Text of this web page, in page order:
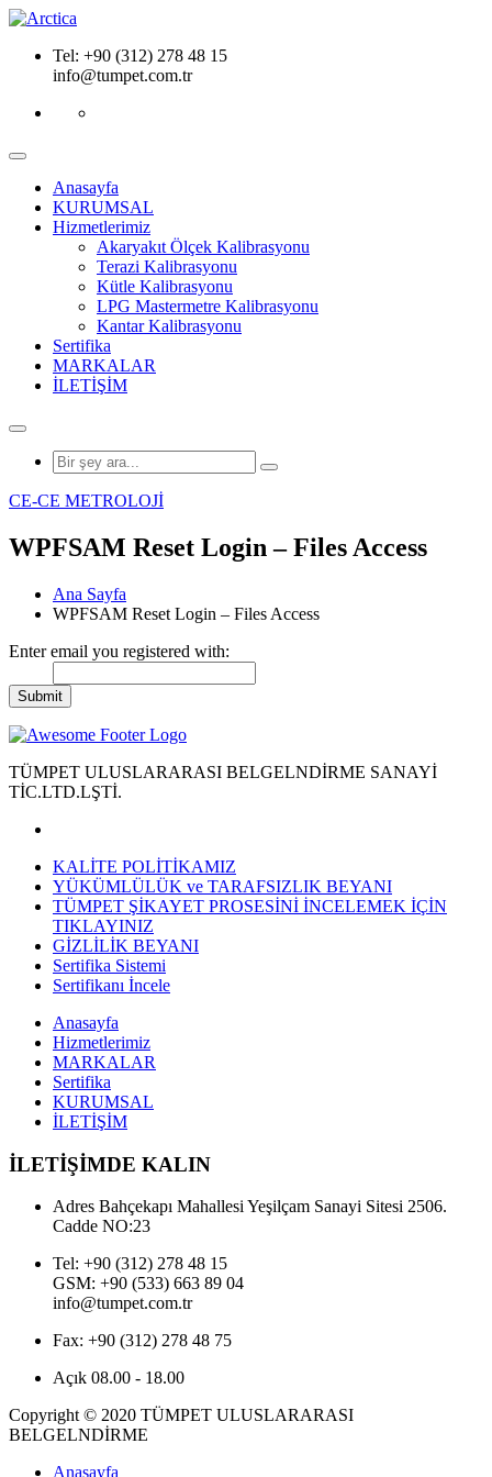
Tel: +90 (312) 278 48 15
info@tumpet.com.tr
Anasayfa
KURUMSAL
Hizmetlerimiz
Akaryakıt Ölçek Kalibrasyonu
Terazi Kalibrasyonu
Kütle Kalibrasyonu
LPG Mastermetre Kalibrasyonu
Kantar Kalibrasyonu
Sertifika
MARKALAR
İLETİŞİM
CE-CE METROLOJİ
WPFSAM Reset Login – Files Access
Ana Sayfa
WPFSAM Reset Login – Files Access
Enter email you registered with:
TÜMPET ULUSLARARASI BELGELNDİRME SANAYİ
TİC.LTD.LŞTİ.
KALİTE POLİTİKAMIZ
YÜKÜMLÜLÜK ve TARAFSIZLIK BEYANI
TÜMPET ŞİKAYET PROSESİNİ İNCELEMEK İÇİN
TIKLAYINIZ
GİZLİLİK BEYANI
Sertifika Sistemi
Sertifikanı İncele
Anasayfa
Hizmetlerimiz
MARKALAR
Sertifika
KURUMSAL
İLETİŞİM
İLETİŞİMDE KALIN
Adres Bahçekapı Mahallesi Yeşilçam Sanayi Sitesi 2506.
Cadde NO:23
Tel: +90 (312) 278 48 15
GSM: +90 (533) 663 89 04
info@tumpet.com.tr
Fax: +90 (312) 278 48 75
Açık 08.00 - 18.00
Copyright © 2020 TÜMPET ULUSLARARASI
BELGELNDİRME
Anasayfa